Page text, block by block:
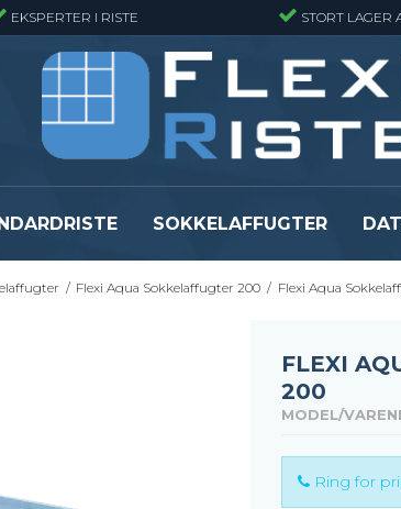
EKSPERTER I RISTE STORT LAGER
Presristmåtter
SOKKELAFFUGTER
/ Flexi Aqua Sokkelaffugter 200 / Flexi Aqua
FLEXI
200
MODEL/
Ring for